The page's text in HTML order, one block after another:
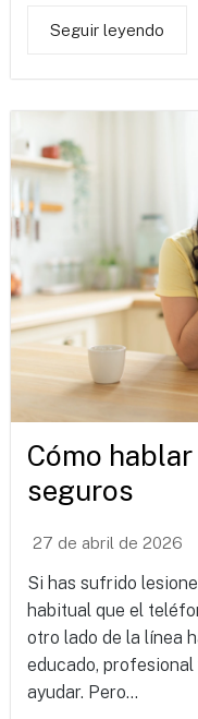
Seguir leyendo
Cómo
seguros
27 de abril de 2026
Si has sufrido
habitual que el
otro lado de la línea
educado, profesional
ayudar. Pero...